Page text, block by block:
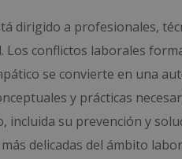
dirigido a profesionales,
Los conflictos laborales
se convierte en una
y prácticas
incluida su prevención y
delicadas del ámbito